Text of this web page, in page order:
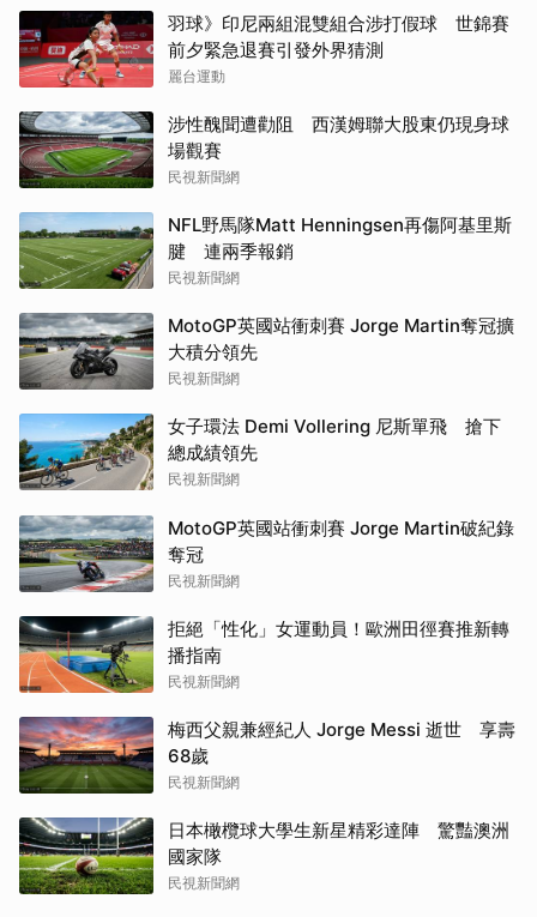
羽球》印尼兩組混雙組合涉打假球 世錦賽
前夕緊急退賽引發外界猜測
麗台運動
涉性醜聞遭勸阻 西漢姆聯大股東仍現身球
場觀賽
民視新聞網
NFL野馬隊Matt Henningsen再傷阿基里斯
腱 連兩季報銷
民視新聞網
MotoGP英國站衝刺賽 Jorge Martin奪冠擴
大積分領先
民視新聞網
女子環法 Demi Vollering 尼斯單飛 搶下
總成績領先
民視新聞網
MotoGP英國站衝刺賽 Jorge Martin破紀錄
奪冠
民視新聞網
拒絕「性化」女運動員！歐洲田徑賽推新轉
播指南
民視新聞網
梅西父親兼經紀人 Jorge Messi 逝世 享壽
68歲
民視新聞網
日本橄欖球大學生新星精彩達陣 驚豔澳洲
國家隊
民視新聞網